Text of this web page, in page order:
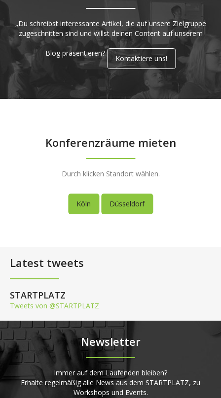
„Du schreibst interessante Artikel, die auf unsere Zielgruppe
zugeschnitten sind und willst deinen Content auf unserem
Blog präsentieren?
Kontaktiere uns!
Konferenzräume mieten
Durch klicken Standort wählen.
Köln Düsseldorf
Latest tweets
STARTPLATZ
Tweets von @STARTPLATZ
Newsletter
Immer auf dem Laufenden bleiben?
Erhalte regelmäßig alle News aus dem STARTPLATZ, zu
Workshops und Events.